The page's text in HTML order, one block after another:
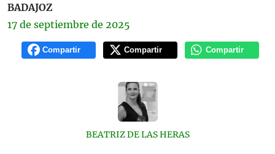
BADAJOZ
17 de septiembre de 2025
Compartir Compartir Compartir
BEATRIZ DE LAS HERAS